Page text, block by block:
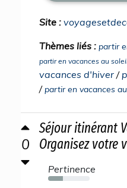
Site :
Thèmes liés : partir
partir en vacances au
vacances d'hiver /
/partir en vacances
0
Séjour itinérant
Organisez votre
Pertinence
35%